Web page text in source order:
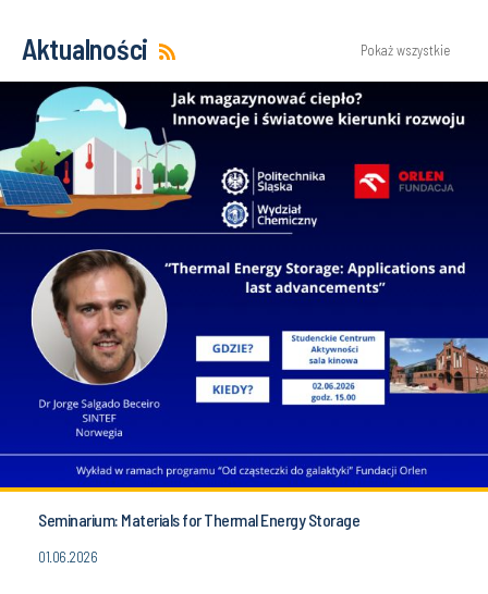
Aktualności Pokaż wszystkie
Seminarium: Materials for Thermal Energy Storage
01.06.2026